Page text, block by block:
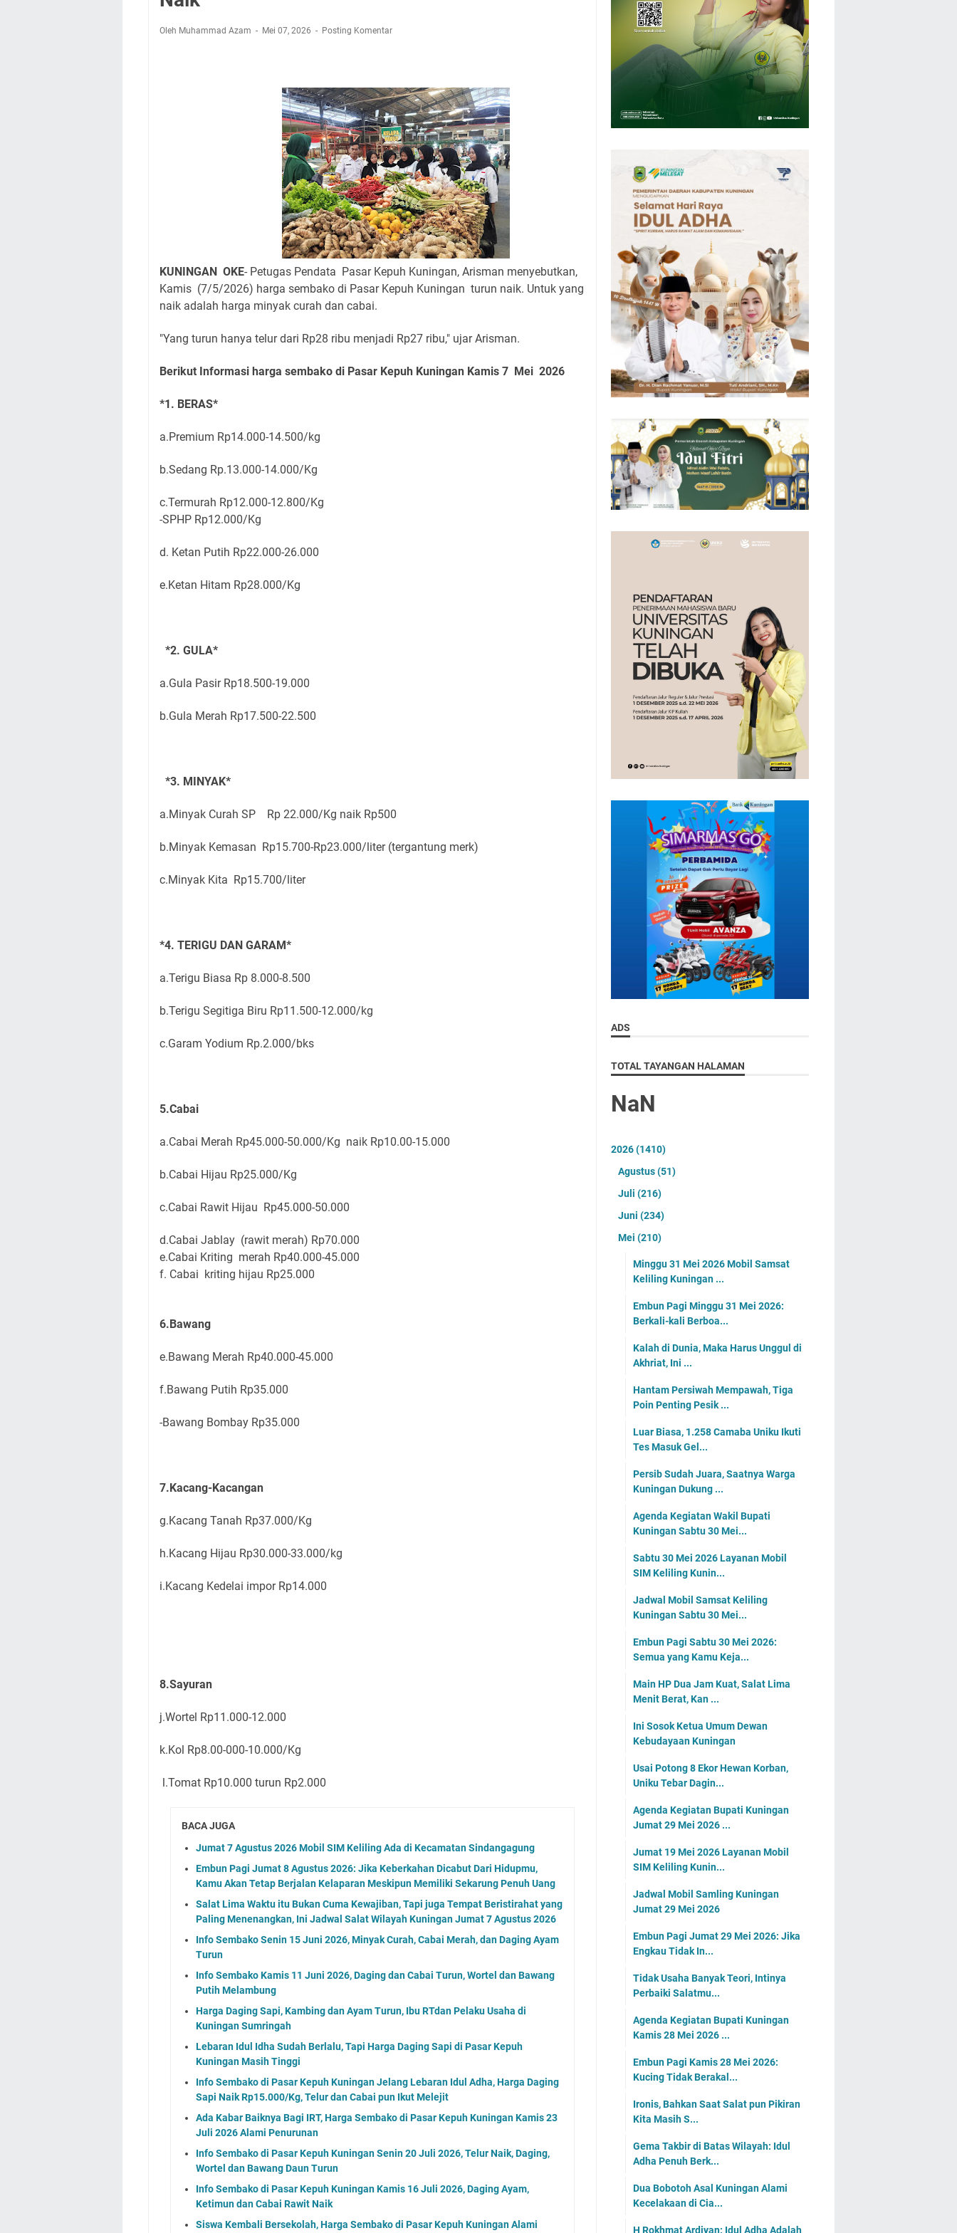
Agenda Kegiatan Bupati Kuningan Jumat 7 Agustus 2026 Ada Tiga, Tapi yang Bakal Dihadiri
Jumat 7 Agustus 2026 Mobil SIM Keliling Ada di Kecamatan Sindangagung
Embun Pagi Jumat 8 Agustus 2026: Jika Keberkahan Dicabut Dari Hidupmu, Kamu Akan
Tetap Berjalan Kelaparan Meskipun Memiliki Sekarung Penuh Uang
Oleh Muhammad Azam Mei 07, 2026 Posting Komentar
KUNINGAN OKE- Petugas Pendata Pasar Kepuh Kuningan, Arisman menyebutkan,
Kamis (7/5/2026) harga sembako di Pasar Kepuh Kuningan turun naik. Untuk yang
naik adalah harga minyak curah dan cabai.
"Yang turun hanya telur dari Rp28 ribu menjadi Rp27 ribu," ujar Arisman.
Berikut Informasi harga sembako di Pasar Kepuh Kuningan Kamis 7 Mei 2026
*1. BERAS*
a.Premium Rp14.000-14.500/kg
b.Sedang Rp.13.000-14.000/Kg
c.Termurah Rp12.000-12.800/Kg
-SPHP Rp12.000/Kg
d. Ketan Putih Rp22.000-26.000
e.Ketan Hitam Rp28.000/Kg
*2. GULA*
a.Gula Pasir Rp18.500-19.000
b.Gula Merah Rp17.500-22.500
*3. MINYAK*
a.Minyak Curah SP Rp 22.000/Kg naik Rp500
b.Minyak Kemasan Rp15.700-Rp23.000/liter (tergantung merk)
c.Minyak Kita Rp15.700/liter
*4. TERIGU DAN GARAM*
a.Terigu Biasa Rp 8.000-8.500
b.Terigu Segitiga Biru Rp11.500-12.000/kg
c.Garam Yodium Rp.2.000/bks
5.Cabai
a.Cabai Merah Rp45.000-50.000/Kg naik Rp10.00-15.000
b.Cabai Hijau Rp25.000/Kg
c.Cabai Rawit Hijau Rp45.000-50.000
d.Cabai Jablay (rawit merah) Rp70.000
e.Cabai Kriting merah Rp40.000-45.000
f. Cabai kriting hijau Rp25.000
6.Bawang
e.Bawang Merah Rp40.000-45.000
f.Bawang Putih Rp35.000
-Bawang Bombay Rp35.000
7.Kacang-Kacangan
g.Kacang Tanah Rp37.000/Kg
h.Kacang Hijau Rp30.000-33.000/kg
i.Kacang Kedelai impor Rp14.000
8.Sayuran
j.Wortel Rp11.000-12.000
k.Kol Rp8.00-000-10.000/Kg
l.Tomat Rp10.000 turun Rp2.000
BACA JUGA
Jumat 7 Agustus 2026 Mobil SIM Keliling Ada di Kecamatan Sindangagung
Embun Pagi Jumat 8 Agustus 2026: Jika Keberkahan Dicabut Dari Hidupmu,
Kamu Akan Tetap Berjalan Kelaparan Meskipun Memiliki Sekarung Penuh Uang
Salat Lima Waktu itu Bukan Cuma Kewajiban, Tapi juga Tempat Beristirahat yang
Paling Menenangkan, Ini Jadwal Salat Wilayah Kuningan Jumat 7 Agustus 2026
Info Sembako Senin 15 Juni 2026, Minyak Curah, Cabai Merah, dan Daging Ayam
Turun
Info Sembako Kamis 11 Juni 2026, Daging dan Cabai Turun, Wortel dan Bawang
Putih Melambung
Harga Daging Sapi, Kambing dan Ayam Turun, Ibu RTdan Pelaku Usaha di
Kuningan Sumringah
Lebaran Idul Idha Sudah Berlalu, Tapi Harga Daging Sapi di Pasar Kepuh
Kuningan Masih Tinggi
Info Sembako di Pasar Kepuh Kuningan Jelang Lebaran Idul Adha, Harga Daging
Sapi Naik Rp15.000/Kg, Telur dan Cabai pun Ikut Melejit
Ada Kabar Baiknya Bagi IRT, Harga Sembako di Pasar Kepuh Kuningan Kamis 23
Juli 2026 Alami Penurunan
Info Sembako di Pasar Kepuh Kuningan Senin 20 Juli 2026, Telur Naik, Daging,
Wortel dan Bawang Daun Turun
Info Sembako di Pasar Kepuh Kuningan Kamis 16 Juli 2026, Daging Ayam,
Ketimun dan Cabai Rawit Naik
Siswa Kembali Bersekolah, Harga Sembako di Pasar Kepuh Kuningan Alami
ADS
TOTAL TAYANGAN HALAMAN
NaN
2026(1410)
Agustus(51)
Juli (216)
Juni (234)
Mei (210)
Minggu 31 Mei 2026 Mobil Samsat
Keliling Kuningan ...
Embun Pagi Minggu 31 Mei 2026:
Berkali-kali Berboa...
Kalah di Dunia, Maka Harus Unggul di
Akhriat, Ini ...
Hantam Persiwah Mempawah, Tiga
Poin Penting Pesik ...
Luar Biasa, 1.258 Camaba Uniku Ikuti
Tes Masuk Gel...
Persib Sudah Juara, Saatnya Warga
Kuningan Dukung ...
Agenda Kegiatan Wakil Bupati
Kuningan Sabtu 30 Mei...
Sabtu 30 Mei 2026 Layanan Mobil
SIM Keliling Kunin...
Jadwal Mobil Samsat Keliling
Kuningan Sabtu 30 Mei...
Embun Pagi Sabtu 30 Mei 2026:
Semua yang Kamu Keja...
Main HP Dua Jam Kuat, Salat Lima
Menit Berat, Kan ...
Ini Sosok Ketua Umum Dewan
Kebudayaan Kuningan
Usai Potong 8 Ekor Hewan Korban,
Uniku Tebar Dagin...
Agenda Kegiatan Bupati Kuningan
Jumat 29 Mei 2026 ...
Jumat 19 Mei 2026 Layanan Mobil
SIM Keliling Kunin...
Jadwal Mobil Samling Kuningan
Jumat 29 Mei 2026
Embun Pagi Jumat 29 Mei 2026: Jika
Engkau Tidak In...
Tidak Usaha Banyak Teori, Intinya
Perbaiki Salatmu...
Agenda Kegiatan Bupati Kuningan
Kamis 28 Mei 2026 ...
Embun Pagi Kamis 28 Mei 2026:
Kucing Tidak Berakal...
Ironis, Bahkan Saat Salat pun Pikiran
Kita Masih S...
Gema Takbir di Batas Wilayah: Idul
Adha Penuh Berk...
Dua Bobotoh Asal Kuningan Alami
Kecelakaan di Cia...
H Rokhmat Ardiyan: Idul Adha Adalah